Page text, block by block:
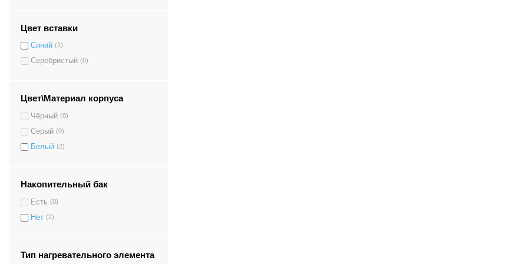
Цвет вставки
Синий (1)
Серебристый (0)
Цвет\Материал корпуса
Чёрный (0)
Серый (0)
Белый (2)
Накопительный бак
Есть (0)
Нет (2)
Тип нагревательного элемента